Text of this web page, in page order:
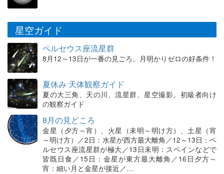
星空ガイド
ペルセウス座流星群
8月12～13日が一番の見ごろ。月明かりゼロの好条件！
夏休み 天体観察ガイド
夏の大三角、天の川、流星群、星空撮影。初級者向け
の観察ガイド
8月の見どころ
金星（夕方～宵）、火星（未明～明け方）、土星（宵
～明け方）／2日：水星が西方最大離角／12～13日：ペ
ルセウス座流星群が極大／13日未明：スペインなどで
皆既日食／15日：金星が東方最大離角／16日夕方～
宵：細い月と金星が接近／…